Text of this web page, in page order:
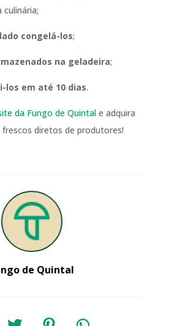
culinária;
congelá-los;
na geladeira;
los em até 10 dias.
da Fungo de Quintale adquira
diretos de produtores!
de Quintal